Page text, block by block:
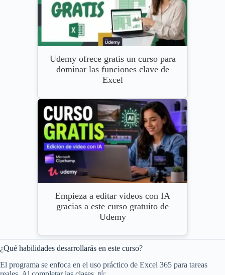
Udemy ofrece gratis un curso para
dominar las funciones clave de
Excel
Empieza a editar videos con IA
gracias a este curso gratuito de
Udemy
¿Qué habilidades desarrollarás en este curso?
El programa se enfoca en el uso práctico de Excel 365 para tareas